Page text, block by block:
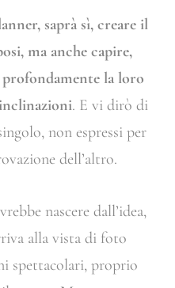
saprà sì, creare il
ma anche capire,
la loro
. E vi dirò di
non espressi per
dell’altro.
nascere dall’idea,
alla vista di foto
spettacolari, proprio